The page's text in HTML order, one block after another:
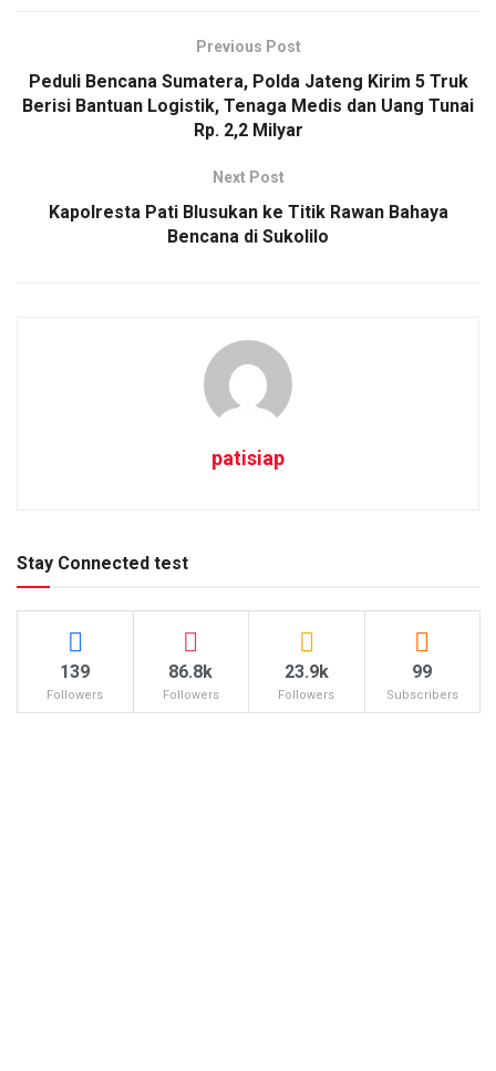
Previous Post
Peduli Bencana Sumatera, Polda Jateng Kirim 5 Truk
Berisi Bantuan Logistik, Tenaga Medis dan Uang Tunai
Rp. 2,2 Milyar
Next Post
Kapolresta Pati Blusukan ke Titik Rawan Bahaya
Bencana di Sukolilo
patisiap
Stay Connected test
139
Followers
86.8k
Followers
23.9k
Followers
99
Subscribers